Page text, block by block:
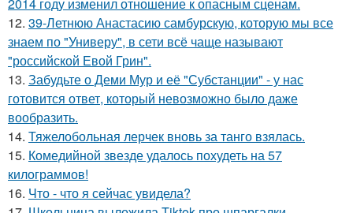
12. 39-Летнюю Анастасию самбурскую, которую мы все
знаем по "Универу", в сети всё чаще называют
"российской Евой Грин".
13. Забудьте о Деми Мур и её "Субстанции" - у нас
готовится ответ, который невозможно было даже
вообразить.
14. Тяжелобольная лерчек вновь за танго взялась.
15. Комедийной звезде удалось похудеть на 57
килограммов!
16. Что - что я сейчас увидела?